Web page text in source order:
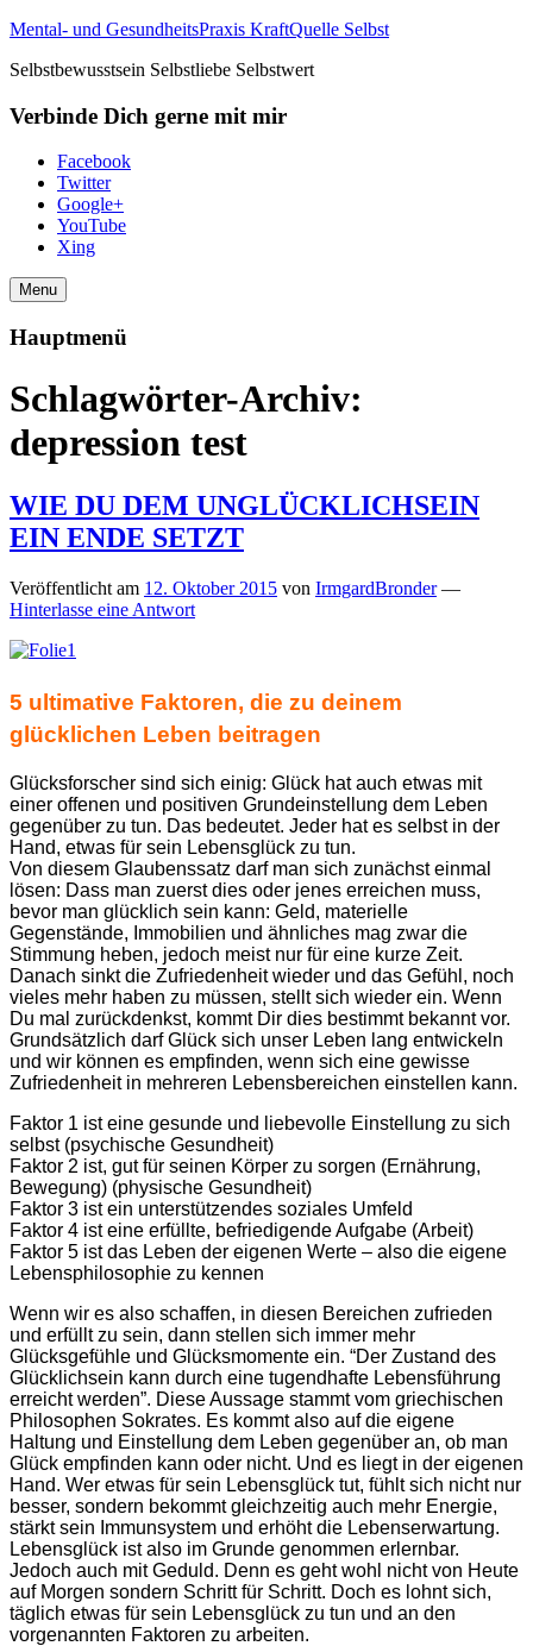
Mental- und GesundheitsPraxis KraftQuelle Selbst
Selbstbewusstsein Selbstliebe Selbstwert
Verbinde Dich gerne mit mir
Facebook
Twitter
Google+
YouTube
Xing
Menu
Hauptmenü
Schlagwörter-Archiv:
depression test
WIE DU DEM UNGLÜCKLICHSEIN
EIN ENDE SETZT
Veröffentlicht am 12. Oktober 2015 von IrmgardBronder —
Hinterlasse eine Antwort
5 ultimative Faktoren, die zu deinem
glücklichen Leben beitragen
Glücksforscher sind sich einig: Glück hat auch etwas mit
einer offenen und positiven Grundeinstellung dem Leben
gegenüber zu tun. Das bedeutet. Jeder hat es selbst in der
Hand, etwas für sein Lebensglück zu tun.
Von diesem Glaubenssatz darf man sich zunächst einmal
lösen: Dass man zuerst dies oder jenes erreichen muss,
bevor man glücklich sein kann: Geld, materielle
Gegenstände, Immobilien und ähnliches mag zwar die
Stimmung heben, jedoch meist nur für eine kurze Zeit.
Danach sinkt die Zufriedenheit wieder und das Gefühl, noch
vieles mehr haben zu müssen, stellt sich wieder ein. Wenn
Du mal zurückdenkst, kommt Dir dies bestimmt bekannt vor.
Grundsätzlich darf Glück sich unser Leben lang entwickeln
und wir können es empfinden, wenn sich eine gewisse
Zufriedenheit in mehreren Lebensbereichen einstellen kann.
Faktor 1 ist eine gesunde und liebevolle Einstellung zu sich
selbst (psychische Gesundheit)
Faktor 2 ist, gut für seinen Körper zu sorgen (Ernährung,
Bewegung) (physische Gesundheit)
Faktor 3 ist ein unterstützendes soziales Umfeld
Faktor 4 ist eine erfüllte, befriedigende Aufgabe (Arbeit)
Faktor 5 ist das Leben der eigenen Werte – also die eigene
Lebensphilosophie zu kennen
Wenn wir es also schaffen, in diesen Bereichen zufrieden
und erfüllt zu sein, dann stellen sich immer mehr
Glücksgefühle und Glücksmomente ein. “Der Zustand des
Glücklichsein kann durch eine tugendhafte Lebensführung
erreicht werden”. Diese Aussage stammt vom griechischen
Philosophen Sokrates. Es kommt also auf die eigene
Haltung und Einstellung dem Leben gegenüber an, ob man
Glück empfinden kann oder nicht. Und es liegt in der eigenen
Hand. Wer etwas für sein Lebensglück tut, fühlt sich nicht nur
besser, sondern bekommt gleichzeitig auch mehr Energie,
stärkt sein Immunsystem und erhöht die Lebenserwartung.
Lebensglück ist also im Grunde genommen erlernbar.
Jedoch auch mit Geduld. Denn es geht wohl nicht von Heute
auf Morgen sondern Schritt für Schritt. Doch es lohnt sich,
täglich etwas für sein Lebensglück zu tun und an den
vorgenannten Faktoren zu arbeiten.